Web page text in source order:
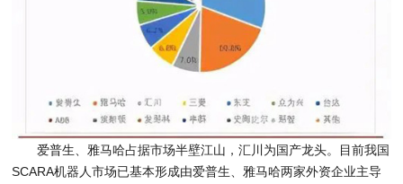
爱普生、雅马哈占据市场半壁江山，汇川为国产龙头。目前我国
SCARA机器人市场已基本形成由爱普生、雅马哈两家外资企业主导